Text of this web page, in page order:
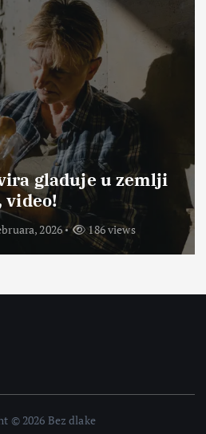
gladuje u zemlji
2026 186 views
© 2026 Bez dlake